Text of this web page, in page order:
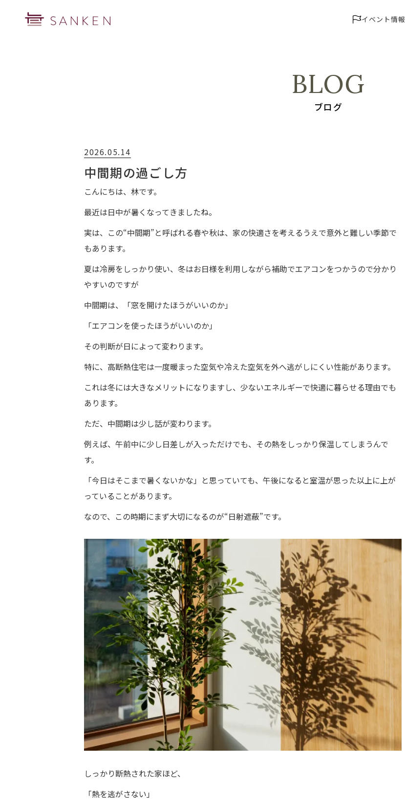
イベント情報
BLOG
ブログ
2026.05.14
中間期の過ごし方
こんにちは、林です。
最近は日中が暑くなってきましたね。
実は、この“中間期”と呼ばれる春や秋は、家の快適さを考えるうえで意外と難しい季節で
もあります。
夏は冷房をしっかり使い、冬はお日様を利用しながら補助でエアコンをつかうので分かり
やすいのですが
中間期は、「窓を開けたほうがいいのか」
「エアコンを使ったほうがいいのか」
その判断が日によって変わります。
特に、高断熱住宅は一度暖まった空気や冷えた空気を外へ逃がしにくい性能があります。
これは冬には大きなメリットになりますし、少ないエネルギーで快適に暮らせる理由でも
あります。
ただ、中間期は少し話が変わります。
例えば、午前中に少し日差しが入っただけでも、その熱をしっかり保温してしまうんで
す。
「今日はそこまで暑くないかな」と思っていても、午後になると室温が思った以上に上が
っていることがあります。
なので、この時期にまず大切になるのが“日射遮蔽”です。
しっかり断熱された家ほど、
「熱を逃がさない」